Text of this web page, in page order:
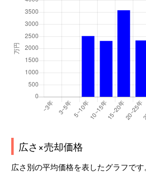
広さ×売却価格
広さ別の平均価格を表したグラフです。